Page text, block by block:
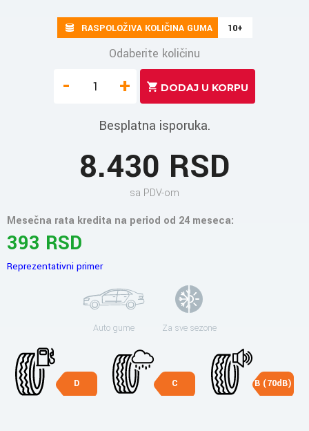
RASPOLOŽIVA KOLIČINA GUMA 10+
Odaberite količinu
- +
Besplatna isporuka.
8.430 RSD
sa PDV-om
Mesečna rata kredita na period od 24 meseca:
393 RSD
Reprezentativni primer
Auto gume Za sve sezone
D C B (70dB)